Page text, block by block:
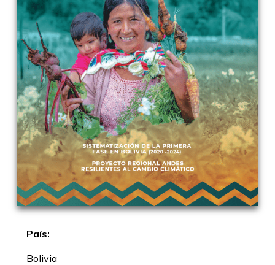
País:
Bolivia